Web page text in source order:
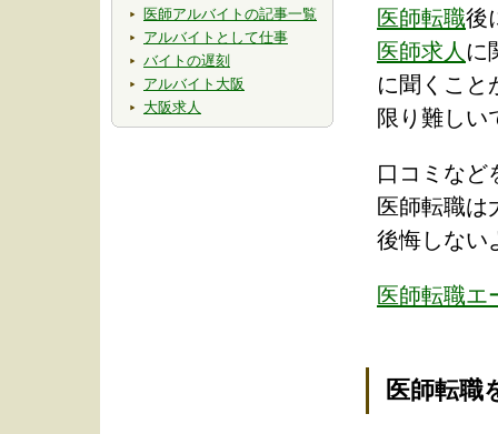
医師アルバイトの記事一覧
アルバイトとして仕事
バイトの遅刻
アルバイト大阪
大阪求人
医師転職後
医師求人 に
に聞くこと
限り難しい
口コミなど
医師転職は
後悔しない
医師転職エ
医師転職